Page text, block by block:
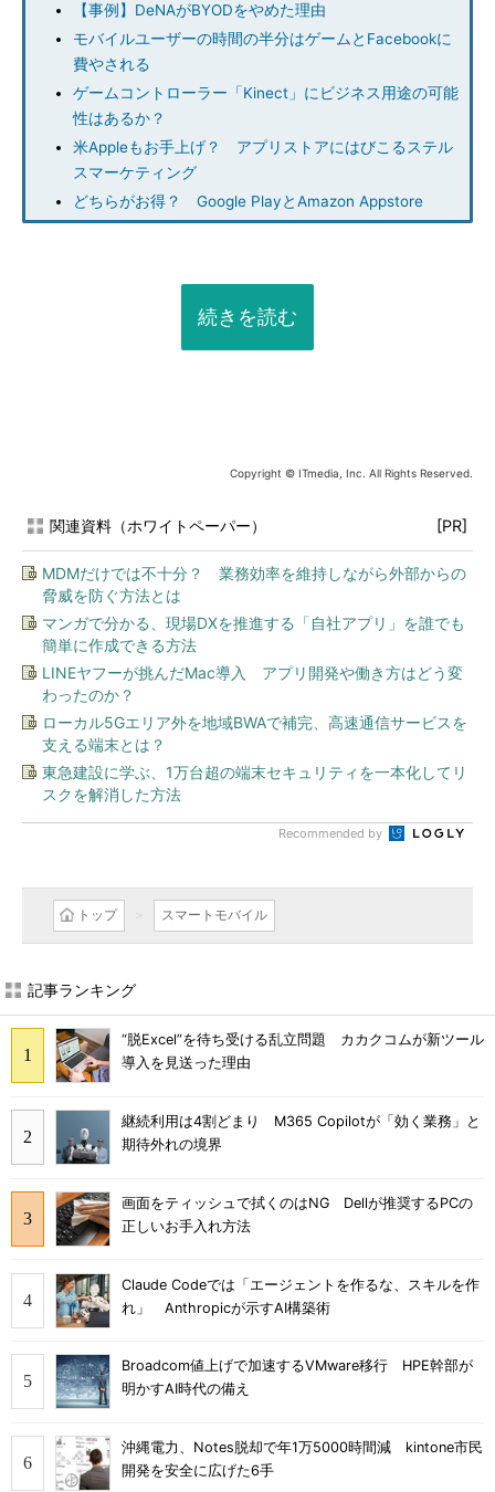
【事例】DeNAがBYODをやめた理由
モバイルユーザーの時間の半分はゲームとFacebookに
費やされる
ゲームコントローラー「Kinect」にビジネス用途の可能
性はあるか？
米Appleもお手上げ？ アプリストアにはびこるステル
スマーケティング
どちらがお得？ Google PlayとAmazon Appstore
続きを読む
Copyright © ITmedia, Inc. All Rights Reserved.
関連資料（ホワイトペーパー） [PR]
MDMだけでは不十分？ 業務効率を維持しながら外部からの
脅威を防ぐ方法とは
マンガで分かる、現場DXを推進する「自社アプリ」を誰でも
簡単に作成できる方法
LINEヤフーが挑んだMac導入 アプリ開発や働き方はどう変
わったのか？
ローカル5Gエリア外を地域BWAで補完、高速通信サービスを
支える端末とは？
東急建設に学ぶ、1万台超の端末セキュリティを一本化してリ
スクを解消した方法
Recommended by
トップ スマートモバイル
記事ランキング
“脱Excel”を待ち受ける乱立問題 カカクコムが新ツール
導入を見送った理由
継続利用は4割どまり M365 Copilotが「効く業務」と
期待外れの境界
画面をティッシュで拭くのはNG Dellが推奨するPCの
正しいお手入れ方法
Claude Codeでは「エージェントを作るな、スキルを作
れ」 Anthropicが示すAI構築術
Broadcom値上げで加速するVMware移行 HPE幹部が
明かすAI時代の備え
沖縄電力、Notes脱却で年1万5000時間減 kintone市民
開発を安全に広げた6手